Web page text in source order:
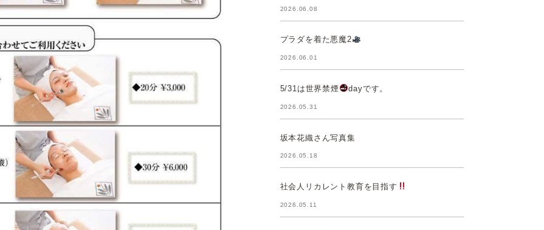
2026.06.08
プラダを着た悪魔2
2026.06.01
5/31は世界禁煙 dayです。
2026.05.31
坂本花織さん写真集
2026.05.18
社会人リカレント教育を目指す
2026.05.11